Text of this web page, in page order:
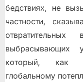
бедствиях, не
частности,
отвратительных
выбрасывающих
который, как
глобальному